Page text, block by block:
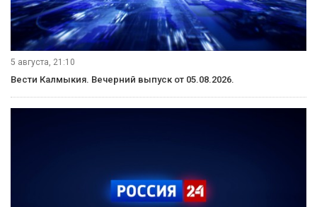
5 августа, 21:10
Вести Калмыкия. Вечерний выпуск от 05.08.2026.